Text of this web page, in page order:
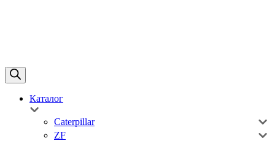
Каталог
Caterpillar
ZF